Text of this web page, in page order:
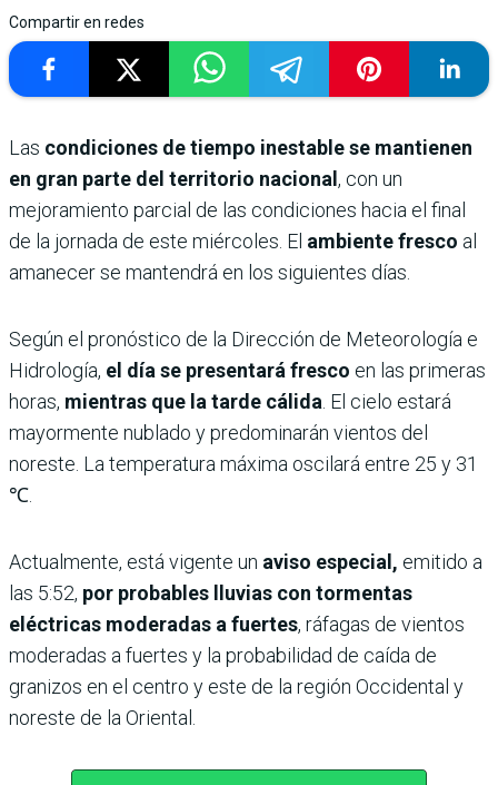
Compartir en redes
Las condiciones de tiempo inestable se mantienen
en gran parte del territorio nacional, con un
mejoramiento parcial de las condiciones hacia el final
de la jornada de este miércoles. El ambiente fresco al
amanecer se mantendrá en los siguientes días.
Según el pronóstico de la Dirección de Meteorología e
Hidrología, el día se presentará fresco en las primeras
horas, mientras que la tarde cálida . El cielo estará
mayormente nublado y predominarán vientos del
noreste. La temperatura máxima oscilará entre 25 y 31
℃.
Actualmente, está vigente un aviso especial, emitido a
las 5:52, por probables lluvias con tormentas
eléctricas moderadas a fuertes, ráfagas de vientos
moderadas a fuertes y la probabilidad de caída de
granizos en el centro y este de la región Occidental y
noreste de la Oriental.